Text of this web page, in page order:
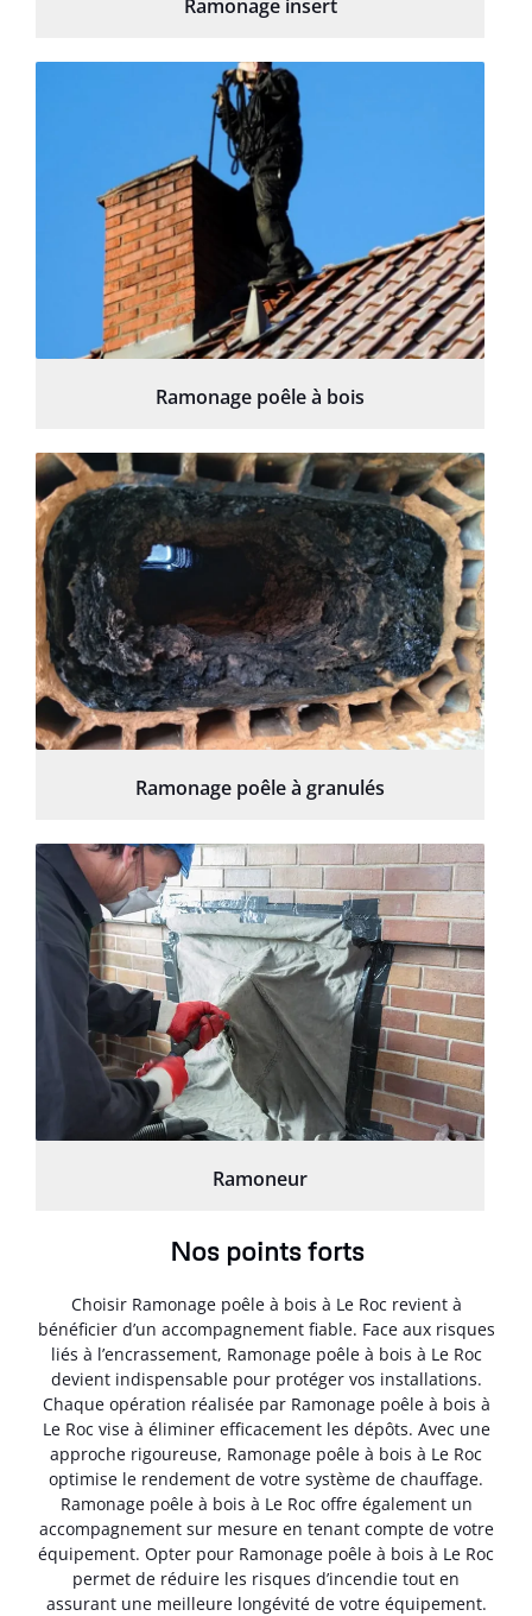
Ramonage insert
Ramonage poêle à bois
Ramonage poêle à granulés
Ramoneur
Nos points forts
Choisir Ramonage poêle à bois à Le Roc revient à
bénéficier d’un accompagnement fiable. Face aux risques
liés à l’encrassement, Ramonage poêle à bois à Le Roc
devient indispensable pour protéger vos installations.
Chaque opération réalisée par Ramonage poêle à bois à
Le Roc vise à éliminer efficacement les dépôts. Avec une
approche rigoureuse, Ramonage poêle à bois à Le Roc
optimise le rendement de votre système de chauffage.
Ramonage poêle à bois à Le Roc offre également un
accompagnement sur mesure en tenant compte de votre
équipement. Opter pour Ramonage poêle à bois à Le Roc
permet de réduire les risques d’incendie tout en
assurant une meilleure longévité de votre équipement.